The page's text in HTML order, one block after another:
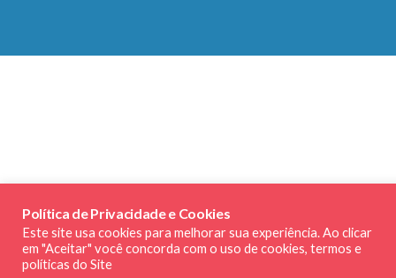
Política de Privacidade e Cookies
Este site usa cookies para melhorar sua experiência. Ao clicar
em "Aceitar" você concorda com o uso de cookies, termos e
políticas do Site